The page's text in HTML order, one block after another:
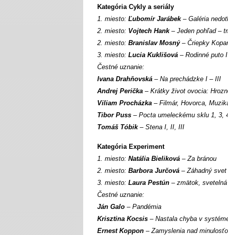
Kategória Cykly a seriály
1. miesto: Ľubomír Jarábek– Galéria
2. miesto: Vojtech Hank– Jeden pohľad –
2. miesto: Branislav Mosný– Čriepky
3. miesto: Lucia Kuklišová – Rodinné puto
Čestné uznanie:
Ivana Drahňovská – Na prechádzke I – III
Andrej Perička – Krátky život ovocia:
Viliam Procházka – Filmár, Hovorca,
Tibor Puss – Pocta umeleckému sklu 1, 3,
Tomáš Tóbik– Stena I, II, III
Kategória Experiment
1. miesto: Natália Bieliková – Za bránou
2. miesto: Barbora Jurčová – Záhadný svet
3. miesto: Laura Pestún – zmätok,
Čestné uznanie:
Ján Galo – Pandémia
Krisztina Kocsis – Nastala chyba v
Ernest Koppon – Zamyslenia nad